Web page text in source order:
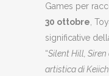
Games per
30 ottobre ,
significative
“Silent Hill,
artistica di